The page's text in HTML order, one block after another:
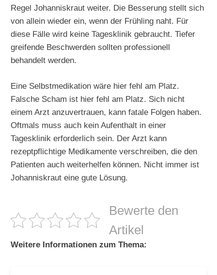
Regel Johanniskraut weiter. Die Besserung stellt sich
von allein wieder ein, wenn der Frühling naht. Für
diese Fälle wird keine Tagesklinik gebraucht. Tiefer
greifende Beschwerden sollten professionell
behandelt werden.
Eine Selbstmedikation wäre hier fehl am Platz.
Falsche Scham ist hier fehl am Platz. Sich nicht
einem Arzt anzuvertrauen, kann fatale Folgen haben.
Oftmals muss auch kein Aufenthalt in einer
Tagesklinik erforderlich sein. Der Arzt kann
rezeptpflichtige Medikamente verschreiben, die den
Patienten auch weiterhelfen können. Nicht immer ist
Johanniskraut eine gute Lösung.
Bewerte den
Artikel
Weitere Informationen zum Thema: